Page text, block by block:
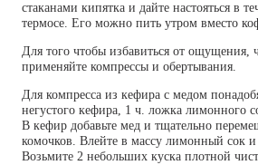
стаканами кипятка и дайте настояться в
термосе. Его можно пить утром вместо
Для того чтобы избавиться от ощущения,
применяйте компрессы и обертывания.
Для компресса из кефира с медом
негустого кефира, 1 ч. ложка лимонного
В кефир добавьте мед и тщательно
комочков. Влейте в массу лимонный сок
Возьмите 2 небольших куска плотной